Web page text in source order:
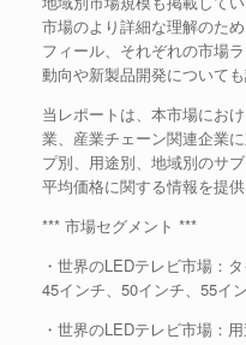
市場のより詳細な理解のた
フィール、それぞれの市場
動向や新製品開発についても
当レポートは、本市場にお
業、産業チェーン関連企業
プ別、用途別、地域別のサ
平均価格に関する情報を提供
*** 市場セグメント ***
・世界のLEDテレビ市場：
45インチ、50インチ、55イ
・世界のLEDテレビ市場：